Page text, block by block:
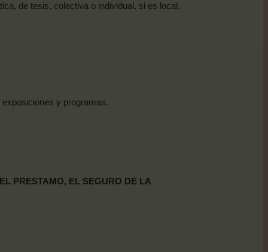
de tesis, colectiva o individual, si es local,
y programas.
EL PRESTAMO, EL SEGURO DE LA